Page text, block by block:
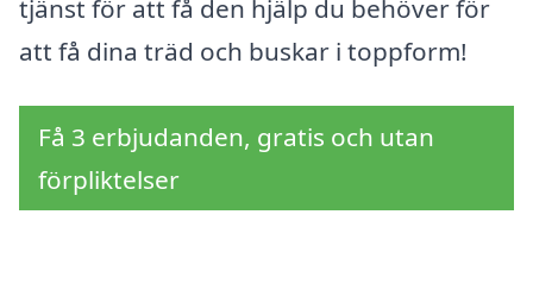
tjänst för att få den hjälp du behöver för
att få dina träd och buskar i toppform!
Få 3 erbjudanden, gratis och utan
förpliktelser